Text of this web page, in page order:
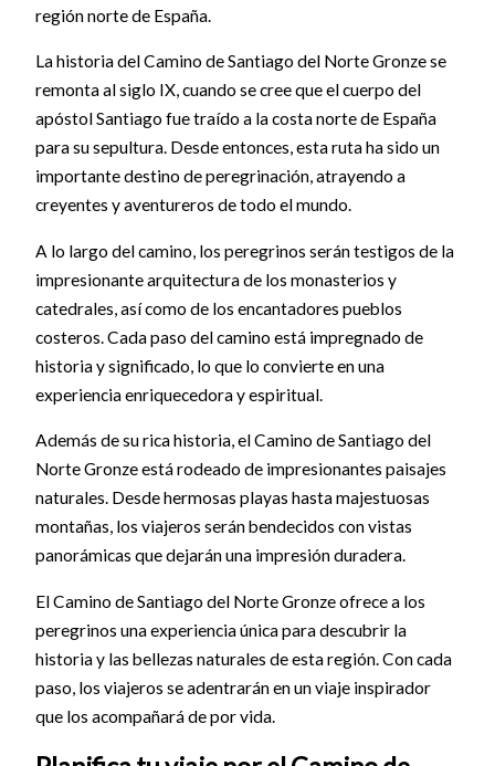
región norte de España.
La historia del Camino de Santiago del Norte Gronze se
remonta al siglo IX, cuando se cree que el cuerpo del
apóstol Santiago fue traído a la costa norte de España
para su sepultura. Desde entonces, esta ruta ha sido un
importante destino de peregrinación, atrayendo a
creyentes y aventureros de todo el mundo.
A lo largo del camino, los peregrinos serán testigos de la
impresionante arquitectura de los monasterios y
catedrales, así como de los encantadores pueblos
costeros. Cada paso del camino está impregnado de
historia y significado, lo que lo convierte en una
experiencia enriquecedora y espiritual.
Además de su rica historia, el Camino de Santiago del
Norte Gronze está rodeado de impresionantes paisajes
naturales. Desde hermosas playas hasta majestuosas
montañas, los viajeros serán bendecidos con vistas
panorámicas que dejarán una impresión duradera.
El Camino de Santiago del Norte Gronze ofrece a los
peregrinos una experiencia única para descubrir la
historia y las bellezas naturales de esta región. Con cada
paso, los viajeros se adentrarán en un viaje inspirador
que los acompañará de por vida.